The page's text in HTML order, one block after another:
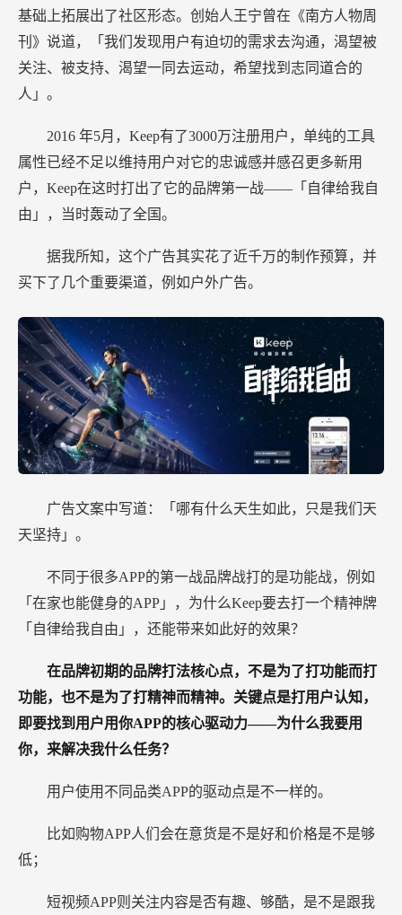
基础上拓展出了社区形态。创始人王宁曾在《南方人物周
刊》说道，「我们发现用户有迫切的需求去沟通，渴望被
关注、被支持、渴望一同去运动，希望找到志同道合的
人」。
2016 年5月，Keep有了3000万注册用户，单纯的工具
属性已经不足以维持用户对它的忠诚感并感召更多新用
户，Keep在这时打出了它的品牌第一战——「自律给我自
由」，当时轰动了全国。
据我所知，这个广告其实花了近千万的制作预算，并
买下了几个重要渠道，例如户外广告。
广告文案中写道：「哪有什么天生如此，只是我们天
天坚持」。
不同于很多APP的第一战品牌战打的是功能战，例如
「在家也能健身的APP」，为什么Keep要去打一个精神牌
「自律给我自由」，还能带来如此好的效果？
在品牌初期的品牌打法核心点，不是为了打功能而打
功能，也不是为了打精神而精神。关键点是打用户认知，
即要找到用户用你APP的核心驱动力——为什么我要用
你，来解决我什么任务？
用户使用不同品类APP的驱动点是不一样的。
比如购物APP人们会在意货是不是好和价格是不是够
低；
短视频APP则关注内容是否有趣、够酷，是不是跟我